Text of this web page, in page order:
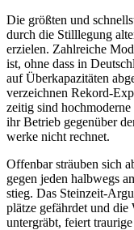
Die größten und
durch die Still­legung
erzielen. Zahlreiche
ist, ohne dass in
auf Überka­pa­zi­täten
verzeichnen Rekord-
zeitig sind
ihr Betrieb gegenüber
werke nicht rechnet.
Offenbar sträuben sich
gegen jeden halbwegs
stieg. Das Steinzeit-
plätze gefährdet und
unter­gräbt, feiert